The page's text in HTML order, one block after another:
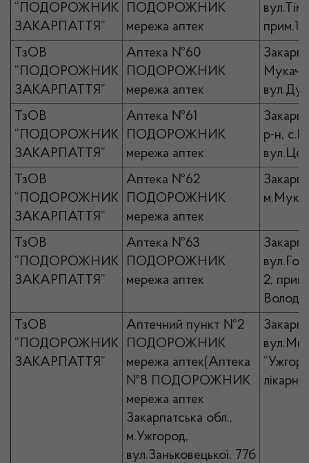
“ПОДОРОЖНИК
ЗАКАРПАТТЯ”
ПОДОРОЖНИК
мережа аптек
ТзОВ
“ПОДОРОЖНИК
ЗАКАРПАТТЯ”
Аптека №60
ПОДОРОЖНИК
мережа аптек
ТзОВ
“ПОДОРОЖНИК
ЗАКАРПАТТЯ”
Аптека №61
ПОДОРОЖНИК
мережа аптек
р-н,
ТзОВ
“ПОДОРОЖНИК
ЗАКАРПАТТЯ”
Аптека №62
ПОДОРОЖНИК
мережа аптек
ТзОВ
“ПОДОРОЖНИК
ЗАКАРПАТТЯ”
Аптека №63
ПОДОРОЖНИК
мережа аптек
2,
ТзОВ
“ПОДОРОЖНИК
ЗАКАРПАТТЯ”
Аптечний пункт №2
ПОДОРОЖНИК
мережа аптек(Аптека
№8 ПОДОРОЖНИК
мережа аптек
Закарпатська обл.,
м.Ужгород,
вул.Заньковецької, 77б